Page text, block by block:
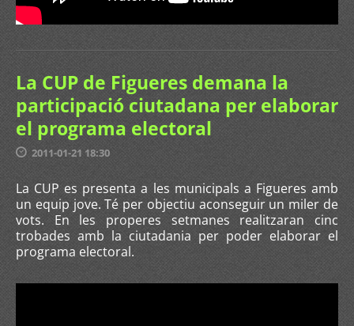
La CUP de Figueres demana la
participació ciutadana per elaborar
el programa electoral
2011-01-21 18:30
La CUP es presenta a les municipals a Figueres amb
un equip jove. Té per objectiu aconseguir un miler de
vots. En les properes setmanes realitzaran cinc
trobades amb la ciutadania per poder elaborar el
programa electoral.